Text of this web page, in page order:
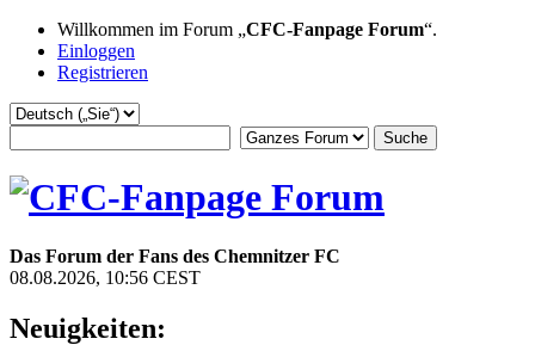
Willkommen im Forum „CFC-Fanpage Forum“.
Einloggen
Registrieren
Das Forum der Fans des Chemnitzer FC
08.08.2026, 10:56 CEST
Neuigkeiten: